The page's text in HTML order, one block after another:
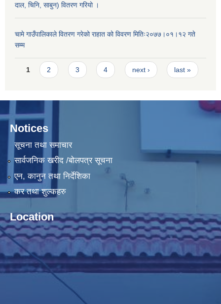
दाल, चिनि, साबुन) वितरण गरियो ।
चामे गाउँपालिकाले वितरण गरेको राहात को विवरण मितिः२०७७।०१।१२ गते
सम्म
Pages
1 2 3 4 next › last »
Notices
सूचना तथा समाचार
सार्वजनिक खरीद /बोलपत्र सूचना
एन, कानुन तथा निर्देशिका
कर तथा शुल्कहरु
Location